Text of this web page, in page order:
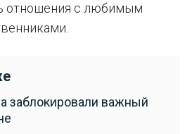
отношения с любимым
заблокировали важный